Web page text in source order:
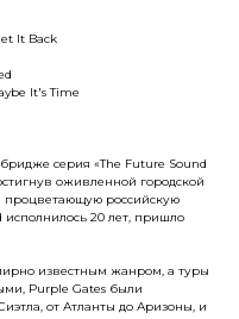
It Back
It's Time
серия «The Future Sound
оживленной городской
процветающую российскую
исполнилось 20 лет, пришло
известным жанром, а туры
Purple Gates были
от Атланты до Аризоны, и